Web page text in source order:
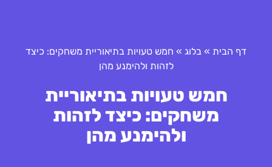
דף הבית » בלוג » חמש טעויות בתיאוריית משחקים: כיצד
לזהות ולהימנע מהן
חמש טעויות בתיאוריית
משחקים: כיצד לזהות
ולהימנע מהן